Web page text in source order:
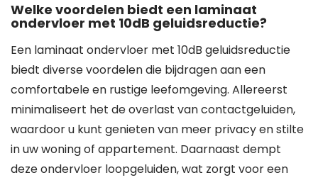
Welke voordelen biedt een laminaat
ondervloer met 10dB geluidsreductie?
Een laminaat ondervloer met 10dB geluidsreductie
biedt diverse voordelen die bijdragen aan een
comfortabele en rustige leefomgeving. Allereerst
minimaliseert het de overlast van contactgeluiden,
waardoor u kunt genieten van meer privacy en stilte
in uw woning of appartement. Daarnaast dempt
deze ondervloer loopgeluiden, wat zorgt voor een